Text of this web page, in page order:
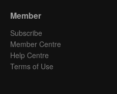
Member
Subscribe
Member Centre
Help Centre
Terms of Use